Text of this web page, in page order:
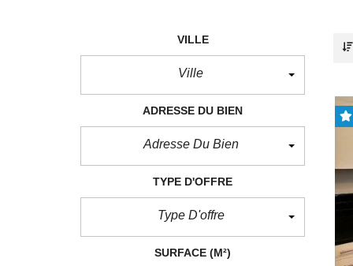
VILLE
Ville
ADRESSE DU BIEN
Adresse Du Bien
TYPE D'OFFRE
Type D'offre
SURFACE (M²)